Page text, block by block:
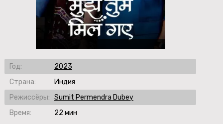
Год:
2023
Страна:
Индия
Режиссёры: Sumit Permendra Dubey
Время:
22 мин